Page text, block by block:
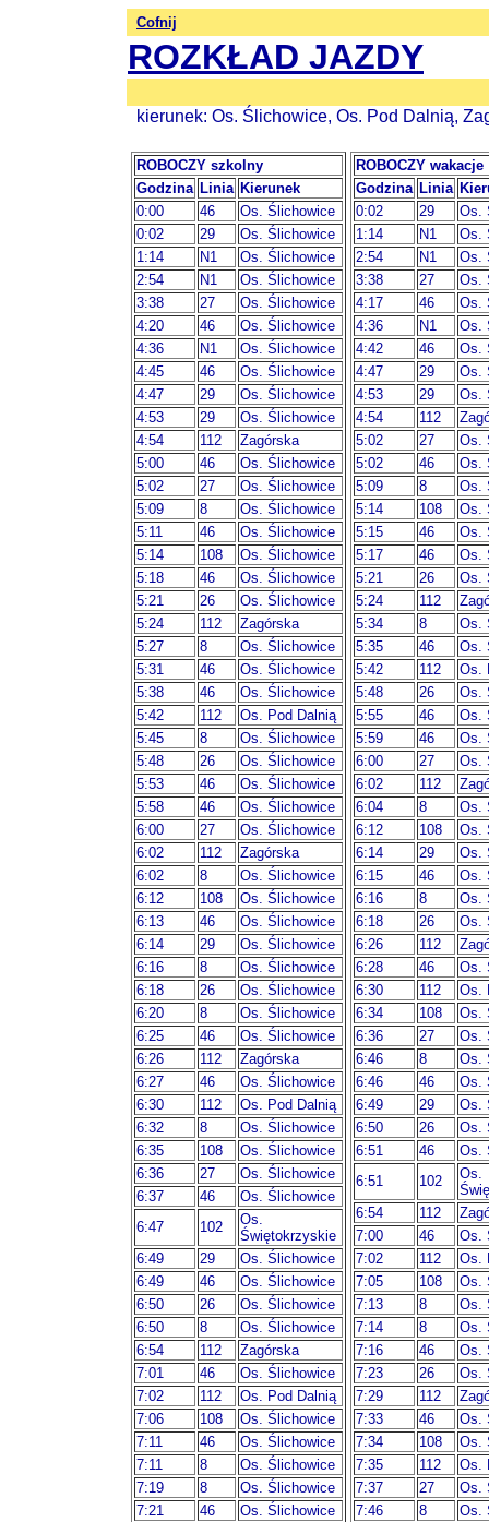
Cofnij
ROZKŁAD JAZDY
kierunek: Os. Ślichowice, Os. Pod Dalnią,
ROBOCZY szkolny
Godzina Linia Kierunek
0:00
46
Os. Ślichowice
0:02
29
Os. Ślichowice
1:14
N1
Os. Ślichowice
2:54
N1
Os. Ślichowice
3:38
27
Os. Ślichowice
4:20
46
Os. Ślichowice
4:36
N1
Os. Ślichowice
4:45
46
Os. Ślichowice
4:47
29
Os. Ślichowice
4:53
29
Os. Ślichowice
4:54
112
Zagórska
5:00
46
Os. Ślichowice
5:02
27
Os. Ślichowice
5:09
8
Os. Ślichowice
5:11
46
Os. Ślichowice
5:14
108
Os. Ślichowice
5:18
46
Os. Ślichowice
5:21
26
Os. Ślichowice
5:24
112
Zagórska
5:27
8
Os. Ślichowice
5:31
46
Os. Ślichowice
5:38
46
Os. Ślichowice
5:42
112
Os. Pod Dalnią
5:45
8
Os. Ślichowice
5:48
26
Os. Ślichowice
5:53
46
Os. Ślichowice
5:58
46
Os. Ślichowice
6:00
27
Os. Ślichowice
6:02
112
Zagórska
6:02
8
Os. Ślichowice
6:12
108
Os. Ślichowice
6:13
46
Os. Ślichowice
6:14
29
Os. Ślichowice
6:16
8
Os. Ślichowice
6:18
26
Os. Ślichowice
6:20
8
Os. Ślichowice
6:25
46
Os. Ślichowice
6:26
112
Zagórska
6:27
46
Os. Ślichowice
6:30
112
Os. Pod Dalnią
6:32
8
Os. Ślichowice
6:35
108
Os. Ślichowice
6:36
27
Os. Ślichowice
6:37
46
Os. Ślichowice
6:47
102
Os.
Świętokrzyskie
6:49
29
Os. Ślichowice
6:49
46
Os. Ślichowice
6:50
26
Os. Ślichowice
6:50
8
Os. Ślichowice
6:54
112
Zagórska
7:01
46
Os. Ślichowice
7:02
112
Os. Pod Dalnią
7:06
108
Os. Ślichowice
7:11
46
Os. Ślichowice
7:11
8
Os. Ślichowice
7:19
8
Os. Ślichowice
7:21
46
Os. Ślichowice
ROBOCZY wakacje
Godzina Linia
0:02
29
Os.
1:14
N1
Os.
2:54
N1
Os.
3:38
27
Os.
4:17
46
Os.
4:36
N1
Os.
4:42
46
Os.
4:47
29
Os.
4:53
29
Os.
4:54
112
5:02
27
Os.
5:02
46
Os.
5:09
8
Os.
5:14
108
Os.
5:15
46
Os.
5:17
46
Os.
5:21
26
Os.
5:24
112
5:34
8
Os.
5:35
46
Os.
5:42
112
Os.
5:48
26
Os.
5:55
46
Os.
5:59
46
Os.
6:00
27
Os.
6:02
112
6:04
8
Os.
6:12
108
Os.
6:14
29
Os.
6:15
46
Os.
6:16
8
Os.
6:18
26
Os.
6:26
112
6:28
46
Os.
6:30
112
Os.
6:34
108
Os.
6:36
27
Os.
6:46
8
Os.
6:46
46
Os.
6:49
29
Os.
6:50
26
Os.
6:51
46
Os.
6:51
102
Os.
6:54
112
7:00
46
Os.
7:02
112
Os.
7:05
108
Os.
7:13
8
Os.
7:14
8
Os.
7:16
46
Os.
7:23
26
Os.
7:29
112
7:33
46
Os.
7:34
108
Os.
7:35
112
Os.
7:37
27
Os.
7:46
8
Os.